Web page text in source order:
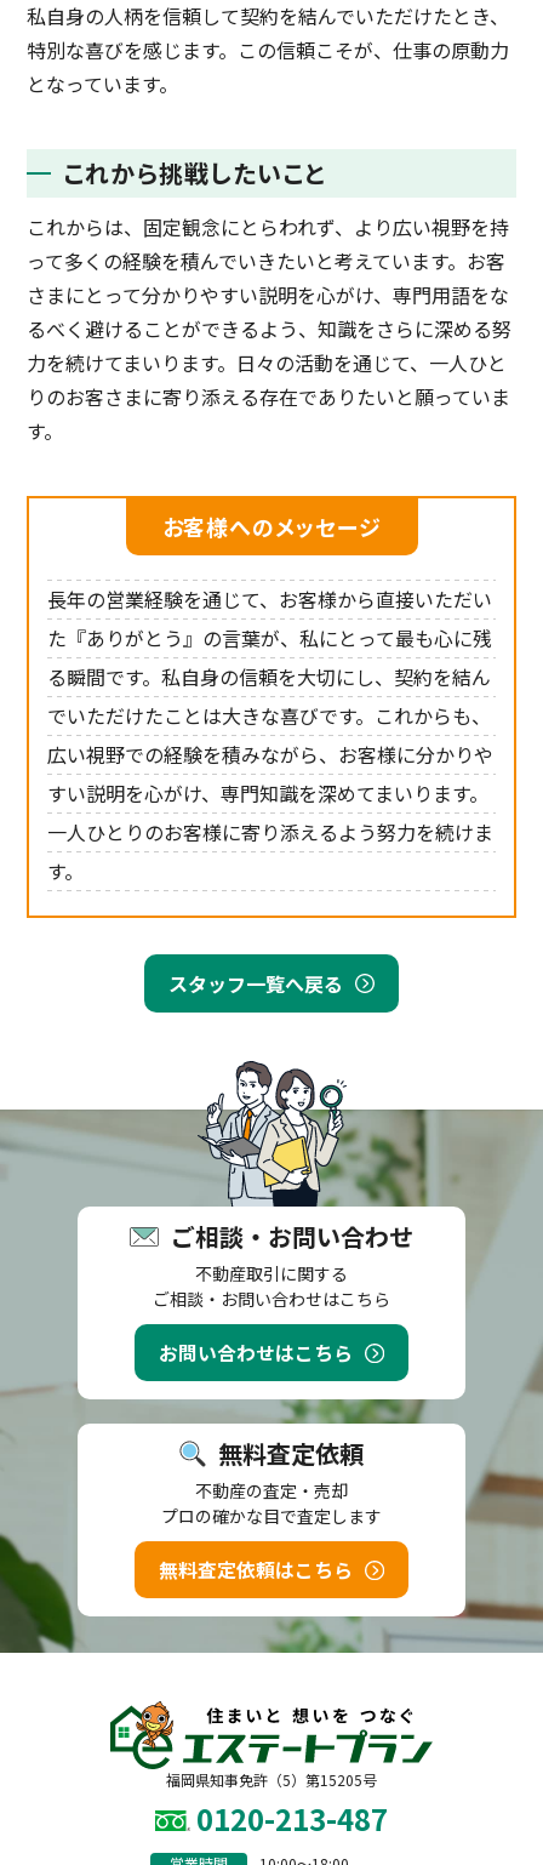
私自身の人柄を信頼して契約を結んでいただけたとき、
特別な喜びを感じます。この信頼こそが、仕事の原動力
となっています。
これから挑戦したいこと
これからは、固定観念にとらわれず、より広い視野を持
って多くの経験を積んでいきたいと考えています。お客
さまにとって分かりやすい説明を心がけ、専門用語をな
るべく避けることができるよう、知識をさらに深める努
力を続けてまいります。日々の活動を通じて、一人ひと
りのお客さまに寄り添える存在でありたいと願っていま
す。
お客様へのメッセージ
長年の営業経験を通じて、お客様から直接いただい
た『ありがとう』の言葉が、私にとって最も心に残
る瞬間です。私自身の信頼を大切にし、契約を結ん
でいただけたことは大きな喜びです。これからも、
広い視野での経験を積みながら、お客様に分かりや
すい説明を心がけ、専門知識を深めてまいります。
一人ひとりのお客様に寄り添えるよう努力を続けま
す。
スタッフ一覧へ戻る
ご相談・お問い合わせ
不動産取引に関する
ご相談・お問い合わせはこちら
お問い合わせはこちら
無料査定依頼
不動産の査定・売却
プロの確かな目で査定します
無料査定依頼はこちら
福岡県知事免許（5）第15205号
0120-213-487